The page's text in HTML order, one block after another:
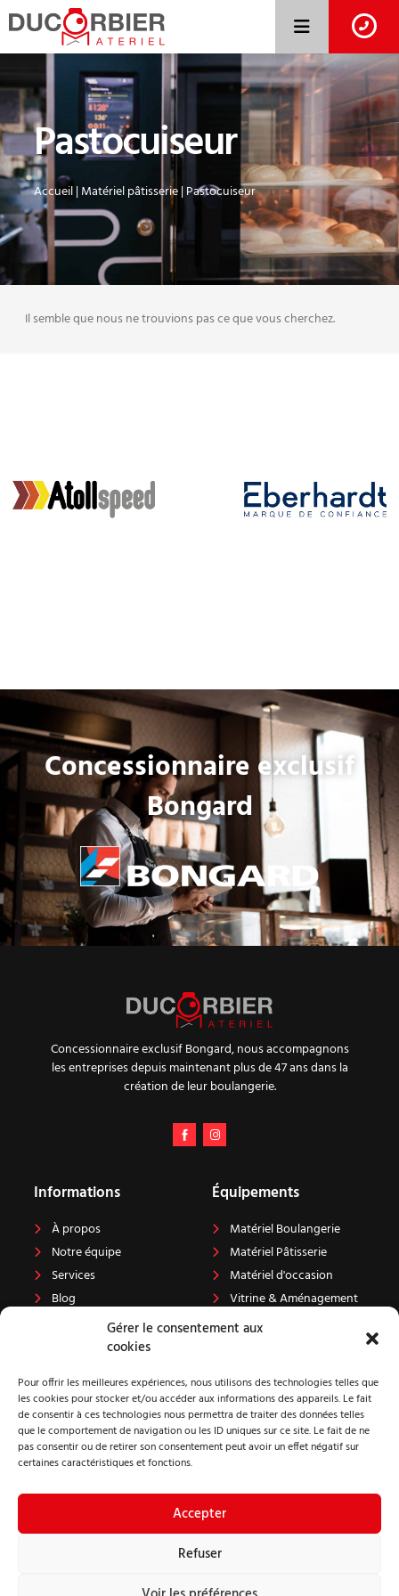
Gérer le consentement aux
cookies
Pour offrir les meilleures expériences, nous utilisons des technologies telles que
les cookies pour stocker et/ou accéder aux informations des appareils. Le fait
de consentir à ces technologies nous permettra de traiter des données telles
que le comportement de navigation ou les ID uniques sur ce site. Le fait de ne
pas consentir ou de retirer son consentement peut avoir un effet négatif sur
certaines caractéristiques et fonctions.
Accepter
Refuser
Pastocuiseur
Accueil| Matériel pâtisserie| Pastocuiseur
Il semble que nous ne trouvions pas ce que vous cherchez.
Concessionnaire exclusif
Bongard
Concessionnaire exclusif Bongard, nous accompagnons
les entreprises depuis maintenant plus de 47 ans dans la
création de leur boulangerie.
Informations
À propos
Notre équipe
Services
Blog
Équipements
Matériel Boulangerie
Matériel Pâtisserie
Matériel d'occasion
Vitrine & Aménagement
Projets
Contact
100 Rue Dulcie September
76410 CLEON
Contactez nous